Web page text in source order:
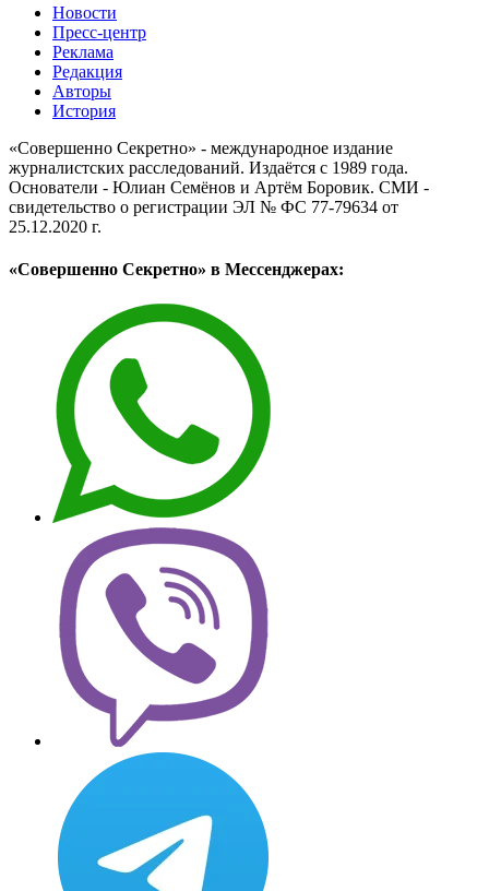
Новости
Пресс-центр
Реклама
Редакция
Авторы
История
«Совершенно Секретно» - международное издание
журналистских расследований. Издаётся с 1989 года.
Основатели - Юлиан Семёнов и Артём Боровик. CМИ -
свидетельство о регистрации ЭЛ № ФС 77-79634 от
25.12.2020 г.
«Совершенно Секретно» в Мессенджерах: